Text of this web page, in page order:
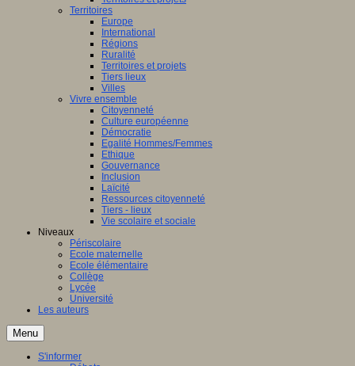
Territoires
Europe
International
Régions
Ruralité
Territoires et projets
Tiers lieux
Villes
Vivre ensemble
Citoyenneté
Culture européenne
Démocratie
Egalité Hommes/Femmes
Ethique
Gouvernance
Inclusion
Laïcité
Ressources citoyenneté
Tiers - lieux
Vie scolaire et sociale
Niveaux
Périscolaire
Ecole maternelle
Ecole élémentaire
Collège
Lycée
Université
Les auteurs
Menu
S'informer